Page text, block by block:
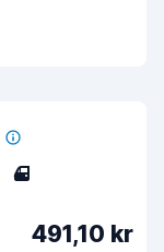
4
491,10 kr